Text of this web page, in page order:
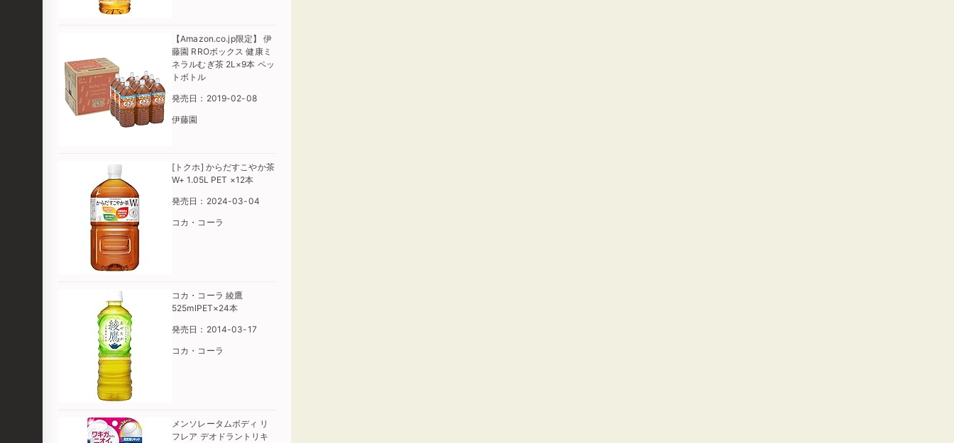
【Amazon.co.jp限定】 伊
藤園 RROボックス 健康ミ
ネラルむぎ茶 2L×9本 ペッ
トボトル
発売日：2019-02-08
伊藤園
[トクホ] からだすこやか茶
W+ 1.05L PET ×12本
発売日：2024-03-04
コカ・コーラ
コカ・コーラ 綾鷹
525mlPET×24本
発売日：2014-03-17
コカ・コーラ
メンソレータムボディ リ
フレア デオドラントリキ